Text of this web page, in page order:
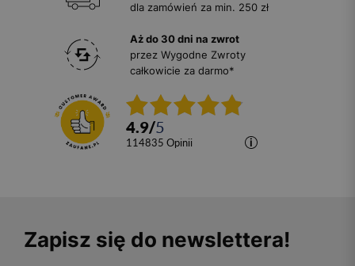
dla zamówień za min. 250 zł
Aż do 30 dni na zwrot
przez Wygodne Zwroty
całkowicie za darmo*
4.9/5
114835 opinii
Zapisz się do newslettera!